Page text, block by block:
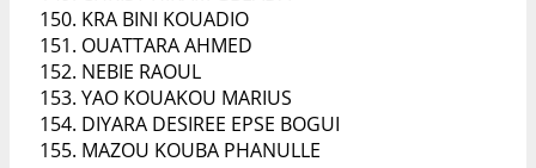
KRA BINI KOUADIO
OUATTARA AHMED
NEBIE RAOUL
YAO KOUAKOU MARIUS
DIYARA DESIREE EPSE BOGUI
MAZOU KOUBA PHANULLE